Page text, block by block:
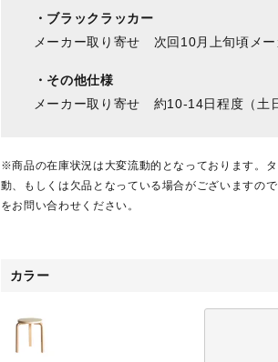
・ブラックラッカー
メーカー取り寄せ 次回10月上旬頃メー
・その他仕様
メーカー取り寄せ 約10-14日程度（土
※商品の在庫状況は大変流動的となっております。
動、もしくは欠品となっている場合がございますの
をお問い合わせください。
カラー